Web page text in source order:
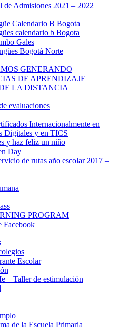
de Admisiones 2021 – 2022
Calendario B Bogota
calendario b Bogota
Gales
Bogotá Norte
GENERANDO
DE APRENDIZAJE
LA DISTANCIA
evaluaciones
Internacionalmente en
Digitales y en TICS
y haz feliz un niño
Day
de rutas año escolar 2017 –
PROGRAM
Facebook
Escolar
– Taller de estimulación
de la Escuela Primaria